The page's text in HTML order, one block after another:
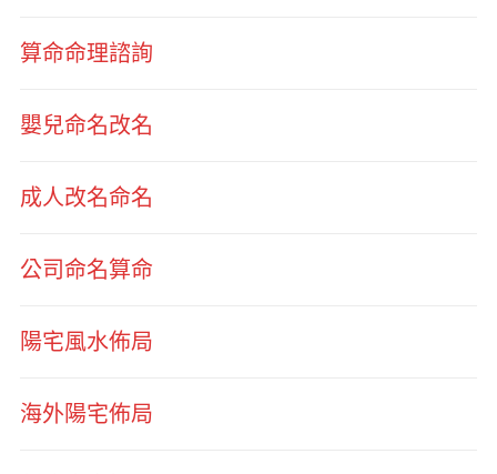
算命命理諮詢
嬰兒命名改名
成人改名命名
公司命名算命
陽宅風水佈局
海外陽宅佈局